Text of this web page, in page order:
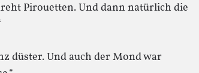
Pirouetten. Und dann natürlich die
düster. Und auch der Mond war